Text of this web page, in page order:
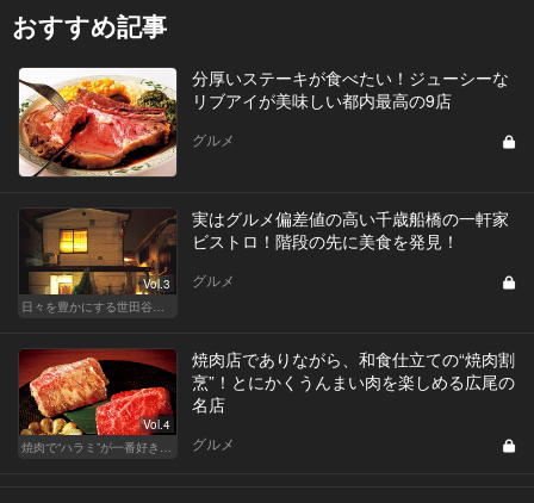
おすすめ記事
分厚いステーキが食べたい！ジューシーな
リブアイが美味しい都内最高の9店
グルメ
Vol.3
日々を豊かにする世田谷の話題店
実はグルメ偏差値の高い千歳船橋の一軒家
ビストロ！階段の先に美食を発見！
グルメ
Vol.4
焼肉で“ハラミ”が一番好きならこの東京の名店へ
焼肉店でありながら、和食仕立ての“焼肉割
烹”！とにかくうんまい肉を楽しめる広尾の
名店
グルメ